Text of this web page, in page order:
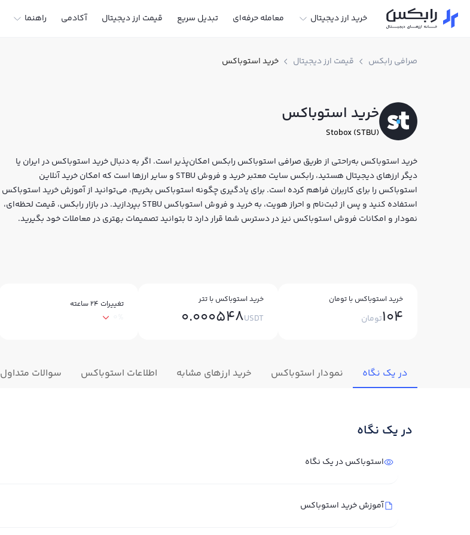
خرید ارز دیجیتال معامله حرفه‌ای تبدیل سریع قیمت ارز دیجیتال آکادمی راهنما
صرافی رابکس قیمت ارز دیجیتال خرید استوباکس
خرید استوباکس
Stobox (STBU)
خرید استوباکس به‌راحتی از طریق صرافی استوباکس رابکس امکان‌پذیر است. اگر به دنبال خرید استوباکس در ایران یا
دیگر ارزهای دیجیتال هستید، رابکس سایت معتبر خرید و فروش STBU و سایر ارزها است که امکان خرید آنلاین
استوباکس را برای کاربران فراهم کرده است. برای یادگیری چگونه استوباکس بخریم، می‌توانید از آموزش خرید استوباکس
استفاده کنید و پس از ثبت‌نام و احراز هویت، به خرید و فروش استوباکس STBU بپردازید. در بازار رابکس، قیمت لحظه‌ای،
نمودار و امکانات فروش استوباکس نیز در دسترس شما قرار دارد تا بتوانید تصمیمات بهتری در معاملات خود بگیرید.
خرید استوباکس با تومان
104تومان
خرید استوباکس با تتر
0.000548USDT
تغییرات ۲۴ ساعته
در یک نگاه نمودار استوباکس خرید ارزهای مشابه اطلاعات استوباکس سوالات متداول
در یک نگاه
استوباکس در یک نگاه
آموزش خرید استوباکس